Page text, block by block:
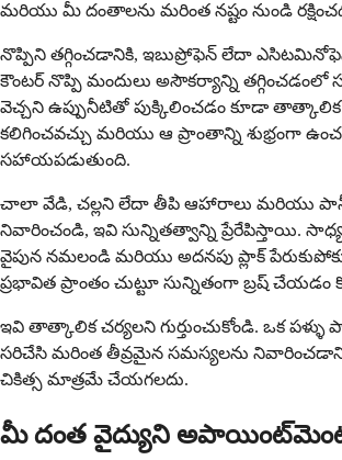
మరియు మీ దంతాలను మరింత నష్టం నుండి
నొప్పిని తగ్గించడానికి, ఇబుప్రోఫెన్ లేదా
కౌంటర్ నొప్పి మందులు అసౌకర్యాన్ని
వెచ్చని ఉప్పునీటితో పుక్కిలించడం కూడా
కలిగించవచ్చు మరియు ఆ ప్రాంతాన్ని శుభ్రంగా
సహాయపడుతుంది.
చాలా వేడి, చల్లని లేదా తీపి ఆహారాలు మరియు
నివారించండి, ఇవి సున్నితత్వాన్ని ప్రేరేపిస్తాయి.
వైపున నమలండి మరియు అదనపు ప్లాక్
ప్రభావిత ప్రాంతం చుట్టూ సున్నితంగా బ్రష్
ఇవి తాత్కాలిక చర్యలని గుర్తుంచుకోండి. ఒక
సరిచేసి మరింత తీవ్రమైన సమస్యలను
చికిత్స మాత్రమే చేయగలదు.
మీ దంత వైద్యుని